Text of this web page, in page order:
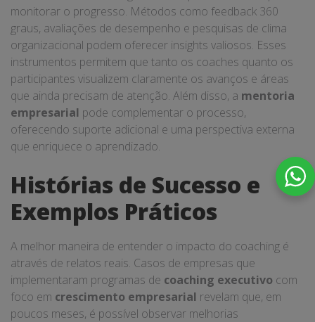
monitorar o progresso. Métodos como feedback 360
graus, avaliações de desempenho e pesquisas de clima
organizacional podem oferecer insights valiosos. Esses
instrumentos permitem que tanto os coaches quanto os
participantes visualizem claramente os avanços e áreas
que ainda precisam de atenção. Além disso, a mentoria
empresarial pode complementar o processo,
oferecendo suporte adicional e uma perspectiva externa
que enriquece o aprendizado.
Histórias de Sucesso e
Exemplos Práticos
A melhor maneira de entender o impacto do coaching é
através de relatos reais. Casos de empresas que
implementaram programas de coaching executivo com
foco em crescimento empresarial revelam que, em
poucos meses, é possível observar melhorias